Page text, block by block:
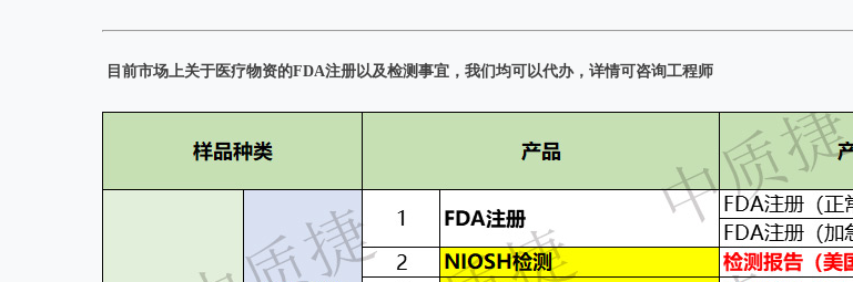
目前市场上关于医疗物资的FDA注册以及检测事宜，我们均可以代办，详情可咨询工程师